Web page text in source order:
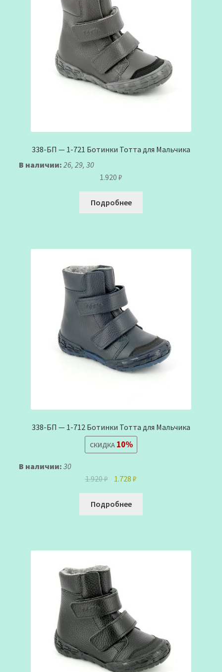
338-БП — 1-721 Ботинки Тотта для Мальчика
В наличии: 26, 29, 30
1.920 ₽
Подробнее
338-БП — 1-712 Ботинки Тотта для Мальчика
СКИДКА10%
В наличии: 30
1.920₽ Первоначальная
цена
составляла
1.920 ₽.
1.728₽
цена:
Подробнее